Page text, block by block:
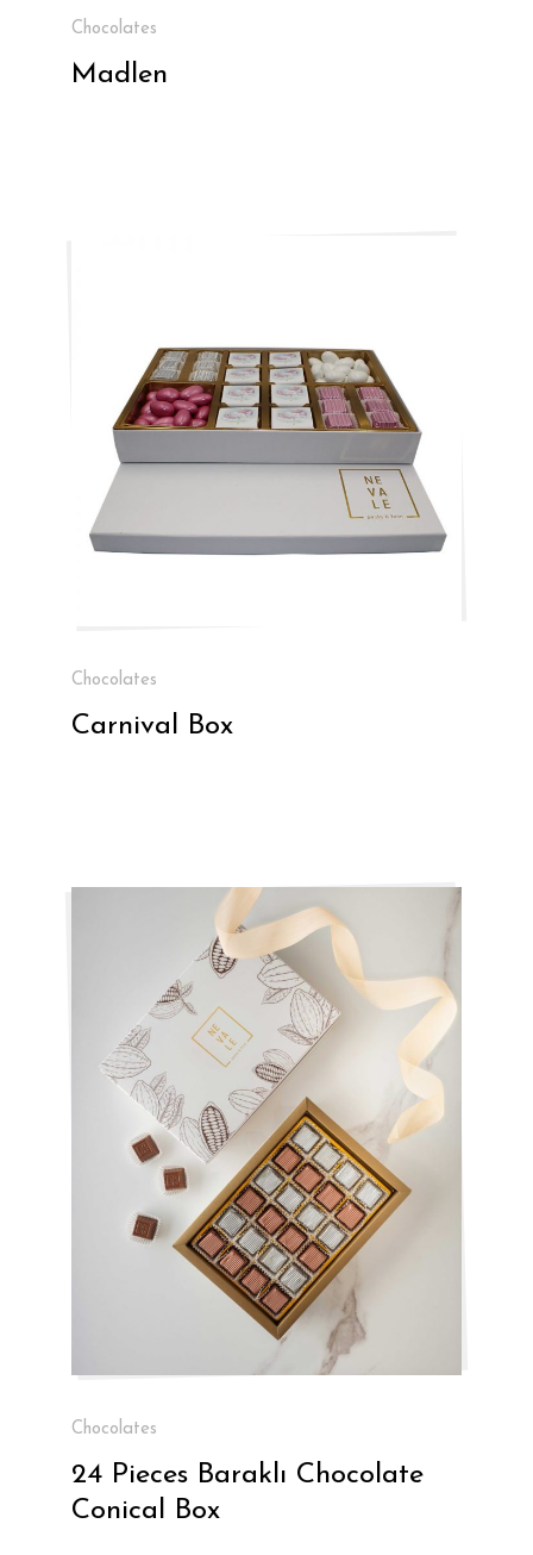
Chocolates
Madlen
Chocolates
Carnival Box
Chocolates
24 Pieces Baraklı Chocolate
Conical Box